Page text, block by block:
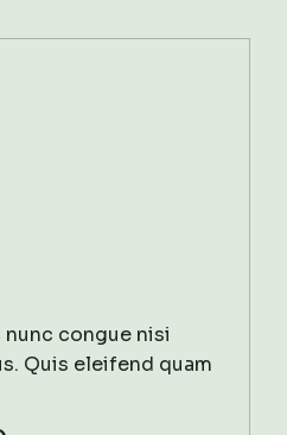
congue nisi
Quis eleifend quam